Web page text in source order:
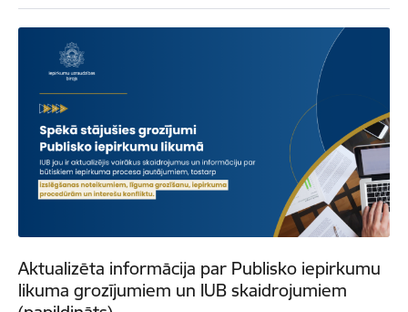
Aktualizēta informācija par Publisko iepirkumu
likuma grozījumiem un IUB skaidrojumiem